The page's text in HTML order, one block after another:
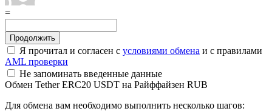
=
Я прочитал и согласен с условиями обмена и с правилами
AML проверки
Не запоминать введенные данные
Обмен Tether ERC20 USDT на Райффайзен RUB
Для обмена вам необходимо выполнить несколько шагов: